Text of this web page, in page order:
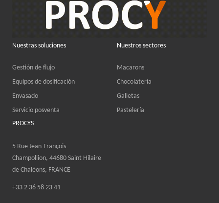
Nuestras soluciones
Gestión de flujo
Equipos de dosificación
Envasado
Servicio posventa
Nuestros sectores
Macarons
Chocolatería
Galletas
Pastelería
PROCYS
5 Rue Jean-François
Champollion, 44680 Saint Hilaire
de Chaléons, FRANCE
+33 2 36 58 23 41